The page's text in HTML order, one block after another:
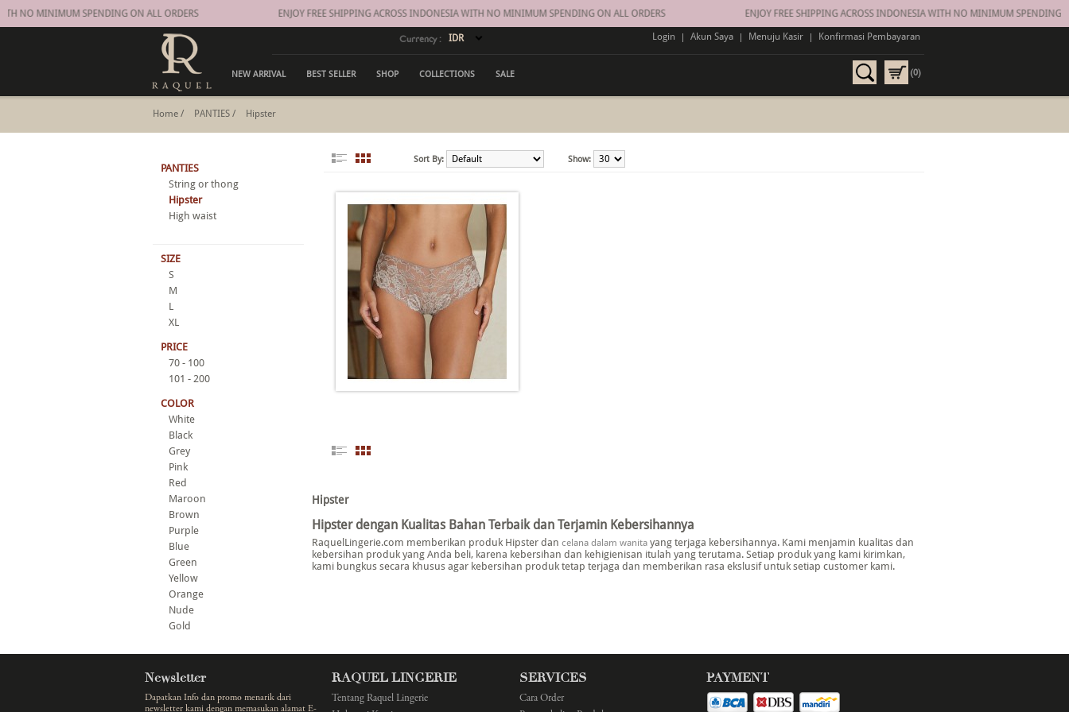
NO MINIMUM SPENDING ON ALL ORDERS ENJOY FREE SHIPPING ACROSS INDONESIA WITH NO MINIMUM SPENDING ON ALL ORDERS ENJOY FREE SHIPPING ACROSS INDONESIA WITH NO MINIMUM SPENDING ON
Currency : Login | Akun Saya | Menuju Kasir | Konfirmasi Pembayaran
NEW ARRIVAL BEST SELLER SHOP COLLECTIONS SALE (0)
Home / PANTIES / Hipster
PANTIES
String or thong
Hipster
High waist
SIZE
S
M
L
XL
PRICE
70 - 100
101 - 200
COLOR
White
Black
Grey
Pink
Red
Maroon
Brown
Purple
Blue
Green
Yellow
Orange
Nude
Gold
Sort By: Show:
Hipster
Hipster dengan Kualitas Bahan Terbaik dan Terjamin Kebersihannya
RaquelLingerie.com memberikan produk Hipster dan celana dalam wanita yang terjaga kebersihannya. Kami menjamin kualitas dan
kebersihan produk yang Anda beli, karena kebersihan dan kehigienisan itulah yang terutama. Setiap produk yang kami kirimkan,
kami bungkus secara khusus agar kebersihan produk tetap terjaga dan memberikan rasa ekslusif untuk setiap customer kami.
Newsletter
Dapatkan Info dan promo menarik dari
newsletter kami dengan memasukan alamat E-
RAQUEL LINGERIE
Tentang Raquel Lingerie
SERVICES
Cara Order
PAYMENT